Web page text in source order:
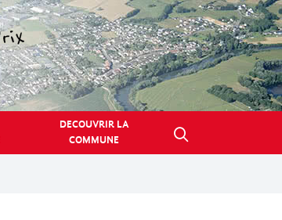
DECOUVRIR LA
COMMUNE